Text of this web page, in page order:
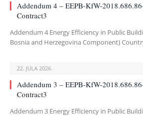
Addendum 4 – EEPB-KfW-
Contract3
Addendum 4 Energy Efficiency in Public
Bosnia and Herzegovina
22. JULA 2026.
Addendum 3 – EEPB-KfW-
Contract3
Addendum 3 Energy Efficiency in Public